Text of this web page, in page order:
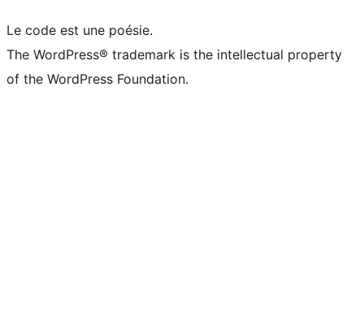
Le code est une poésie.
The WordPress® trademark is the intellectual property
of the WordPress Foundation.